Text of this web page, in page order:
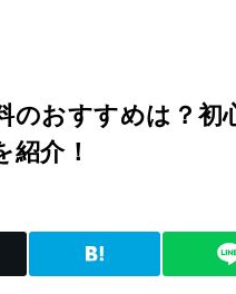
のおすすめは？初
介！